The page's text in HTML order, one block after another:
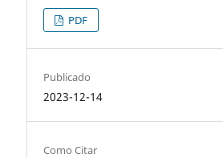
PDF
Publicado
2023-12-14
Como Citar